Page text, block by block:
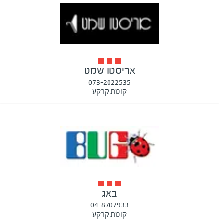
אריסטו שמט
073-2022535
קומת קרקע
באג
04-8707933
קומת קרקע